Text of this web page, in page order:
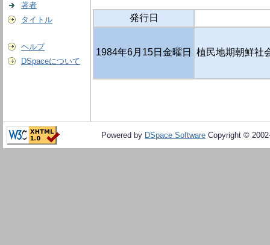
著者
タイトル
ヘルプ
DSpaceについて
発行日
1984年6月15日金曜日 植民地期朝鮮社
Powered by DSpace Software Copyright ©